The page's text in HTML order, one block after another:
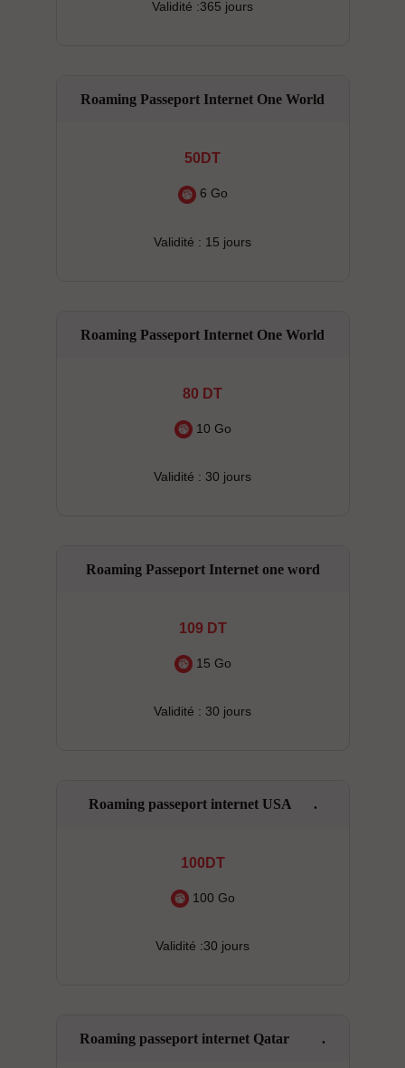
Validité :365 jours
Roaming Passeport Internet One World
50DT
6 Go
Validité : 15 jours
Roaming Passeport Internet One World
80 DT
10 Go
Validité : 30 jours
Roaming Passeport Internet one word
109 DT
15 Go
Validité : 30 jours
Roaming passeport internet USA .
100DT
100 Go
Validité :30 jours
Roaming passeport internet Qatar .